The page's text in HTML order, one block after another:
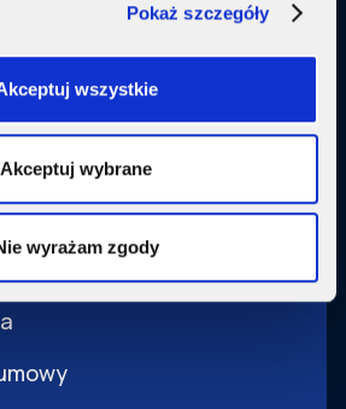
Pokaż szczegóły
wszystkie
Akceptuj wybrane
wyrażam zgody